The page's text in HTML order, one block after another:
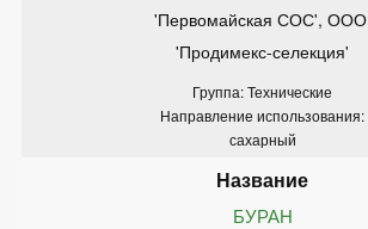
'Первомайская СОС', ООО
'Продимекс-селекция'
Группа: Технические
Направление использования:
сахарный
БУРАН